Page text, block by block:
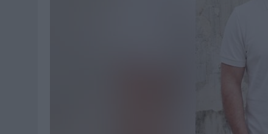
‘EL PARAÍSO MÁS CERCA’, DE 22GRADOS PARA
‘LA ÚNICA CERVEZA DEL MUNDO QUE SE DISFRUTA
CAPAZ, LA CERVEZA QUE CONVIERTE CADA BOTELLA
AUDIBLE REIVINDICA EL PODER TRANSFORMADOR